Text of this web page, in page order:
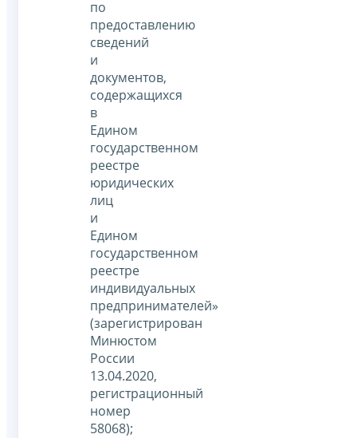
по
предоставлению
сведений
и
документов,
содержащихся
в
Едином
государственном
реестре
юридических
лиц
и
Едином
государственном
реестре
индивидуальных
предпринимателей»
(зарегистрирован
Минюстом
России
13.04.2020,
регистрационный
номер
58068);